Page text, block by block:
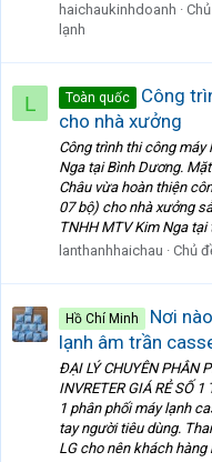
haichaukinhdoanh
lạnh
L Toàn quốc
Công
cho nhà xưởng
Công trình thi công
Nga tại Bình Dương.
Châu vừa hoàn thiện
07 bộ) cho nhà xưởng
TNHH MTV Kim Nga tại
lanthanhhaichau
Chủ
Hồ Chí Minh
Nơi
lạnh âm trần
ĐẠI LÝ CHUYÊN PHÂN
INVRETER GIÁ RẺ SỐ
1 phân phối máy lạnh
tay người tiêu dùng.
LG cho nên khách